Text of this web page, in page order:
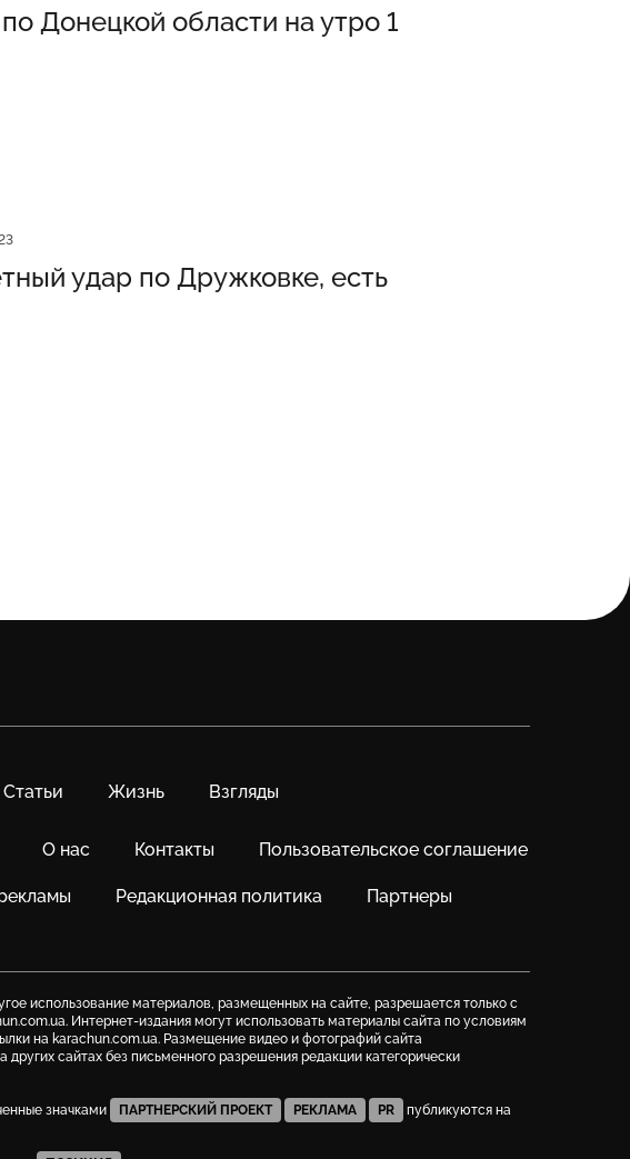
Донецкой области на утро 1
удар по Дружковке, есть
Статьи Жизнь Взгляды
О нас Контакты Пользовательское соглашение
Редакционная политика Партнеры
использование материалов, размещенных на сайте, разрешается только с
Интернет-издания могут использовать материалы сайта по условиям
на karachun.com.ua. Размещение видео и фотографий сайта
других сайтах без письменного разрешения редакции категорически
значками ПАРТНЕРСКИЙ ПРОЕКТ РЕКЛАМА PR
публикуются на